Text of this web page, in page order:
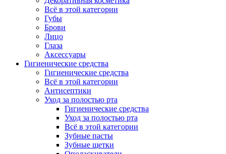
Всё в этой категории
Губы
Брови
Лицо
Глаза
Аксессуары
Гигиенические средства
Гигиенические средства
Всё в этой категории
Антисептики
Уход за полостью рта
Гигиенические средства
Уход за полостью рта
Всё в этой категории
Зубные пасты
Зубные щетки